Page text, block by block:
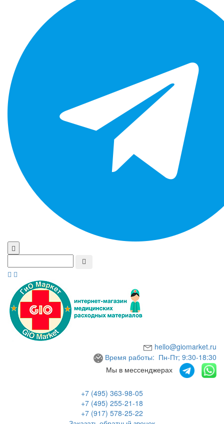
hello@giomarket.ru
Время работы: Пн-Пт; 9:30-18:30
Мы в мессенджерах
+7 (495) 363-98-05
+7 (495) 255-21-18
+7 (917) 578-25-22